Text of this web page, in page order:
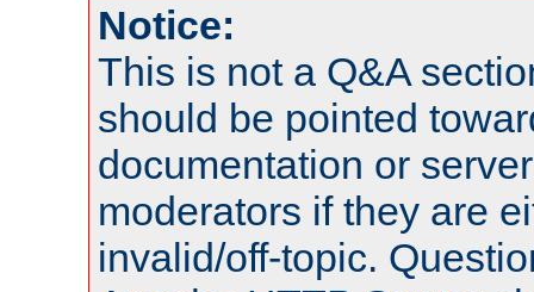
Notice:
This is not a Q&A
should be pointed
documentation or
moderators if they are
invalid/off-topic.